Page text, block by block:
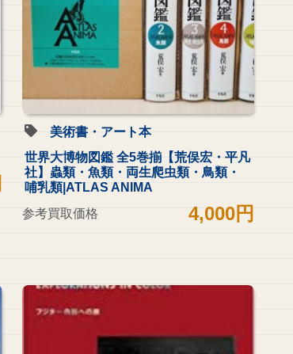
美術書・アート本
世界大博物図鑑 全5巻揃【荒俣宏・平凡
社】蟲類・魚類・両生爬虫類・鳥類・
哺乳類|ATLAS ANIMA
参考買取価格
4,000円